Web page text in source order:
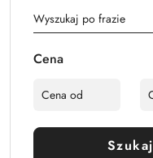
Cena
Szukaj